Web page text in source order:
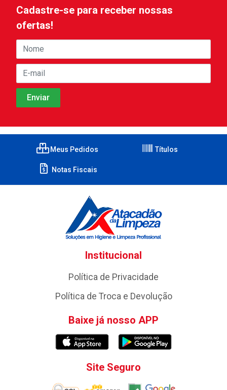
Cadastre-se para receber nossas
ofertas!
Meus Pedidos Títulos
Notas Fiscais
Institucional
Política de Privacidade
Política de Troca e Devolução
Baixe já nosso APP
Site Seguro